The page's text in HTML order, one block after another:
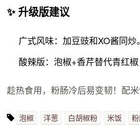
✨ 升级版建议
广式风味：加豆豉和XO酱同炒。
酸辣版：泡椒+香芹替代青红椒
趁热食用，粉肠冷后易变韧！配
泡椒 洋葱 白胡椒粉 米饭